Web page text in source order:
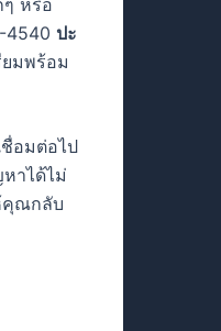
4540 ปะ
มพร้อม
อมต่อไป
หาได้ไม่
คุณกลับ